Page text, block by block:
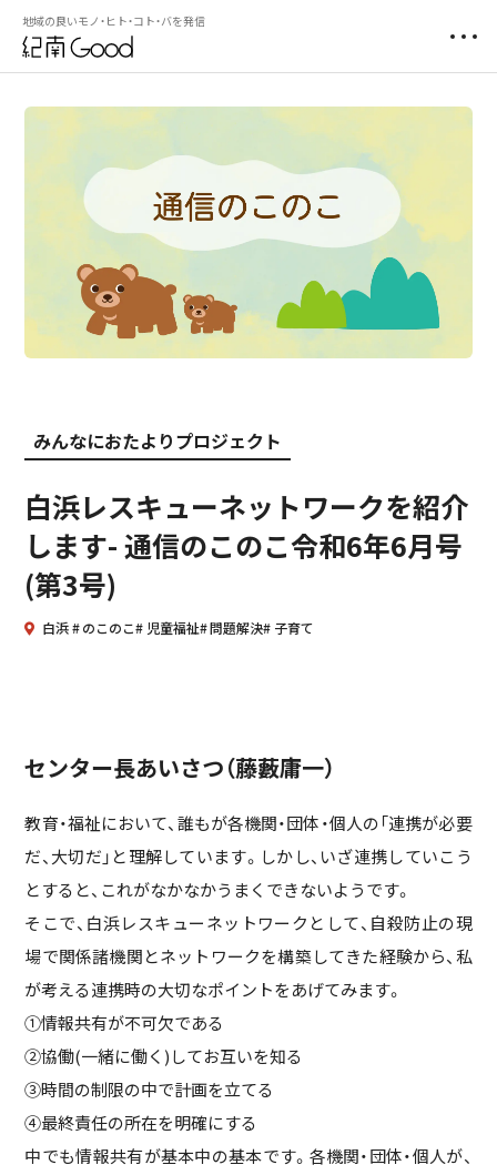
地域の良いモノ・ヒト・コト・バを発信
みんなにおたよりプロジェクト
白浜レスキューネットワークを紹介
します- 通信のこのこ令和6年6月号
(第3号)
白浜 のこのこ 児童福祉 問題解決 子育て
センター長あいさつ（藤藪庸一）
教育・福祉において、誰もが各機関・団体・個人の「連携が必要
だ、大切だ」と理解しています。しかし、いざ連携していこう
とすると、これがなかなかうまくできないようです。
そこで、白浜レスキューネットワークとして、自殺防止の現
場で関係諸機関とネットワークを構築してきた経験から、私
が考える連携時の大切なポイントをあげてみます。
①情報共有が不可欠である
②協働(一緒に働く)してお互いを知る
③時間の制限の中で計画を立てる
④最終責任の所在を明確にする
中でも情報共有が基本中の基本です。各機関・団体・個人が、